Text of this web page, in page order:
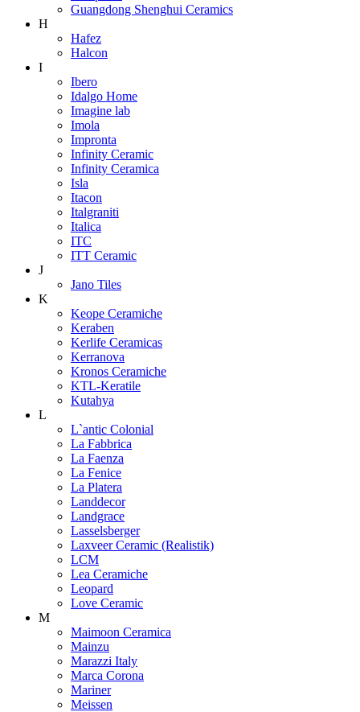
Guangdong Shenghui Ceramics
H
Hafez
Halcon
I
Ibero
Idalgo Home
Imagine lab
Imola
Impronta
Infinity Ceramic
Infinity Ceramica
Isla
Itacon
Italgraniti
Italica
ITC
ITT Ceramic
J
Jano Tiles
K
Keope Ceramiche
Keraben
Kerlife Ceramicas
Kerranova
Kronos Ceramiche
KTL-Keratile
Kutahya
L
L`antic Colonial
La Fabbrica
La Faenza
La Fenice
La Platera
Landdecor
Landgrace
Lasselsberger
Laxveer Ceramic (Realistik)
LCM
Lea Ceramiche
Leopard
Love Ceramic
M
Maimoon Ceramica
Mainzu
Marazzi Italy
Marca Corona
Mariner
Meissen